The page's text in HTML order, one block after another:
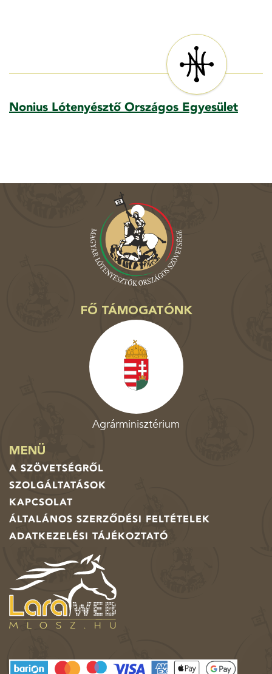
Nonius Lótenyésztő Országos Egyesület
FŐ TÁMOGATÓNK
Agrárminisztérium
MENÜ
A SZÖVETSÉGRŐL
SZOLGÁLTATÁSOK
KAPCSOLAT
ÁLTALÁNOS SZERZŐDÉSI FELTÉTELEK
ADATKEZELÉSI TÁJÉKOZTATÓ